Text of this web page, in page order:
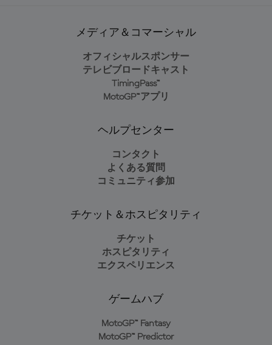
メディア＆コマーシャル
オフィシャルスポンサー
テレビブロードキャスト
TimingPass™
MotoGP™アプリ
ヘルプセンター
コンタクト
よくある質問
コミュニティ参加
チケット＆ホスピタリティ
チケット
ホスピタリティ
エクスペリエンス
ゲームハブ
MotoGP™ Fantasy
MotoGP™ Predictor